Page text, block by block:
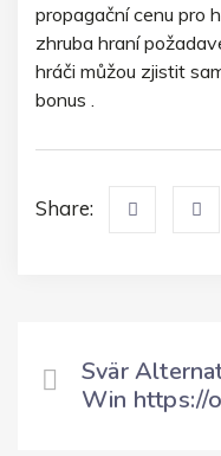
propagační cenu pro
zhruba hraní
hráči můžou zjistit
bonus .
Share:
Svär
Win https://